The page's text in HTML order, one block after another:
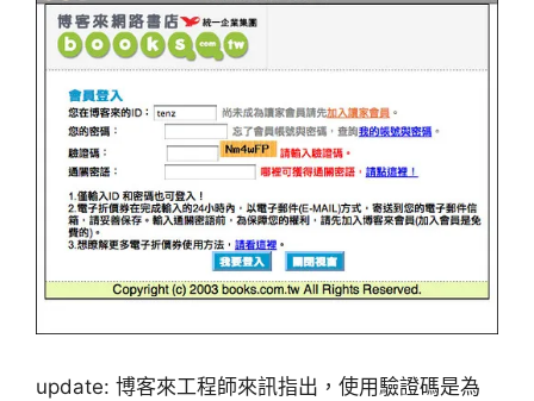
update: 博客來工程師來訊指出，使用驗證碼是為